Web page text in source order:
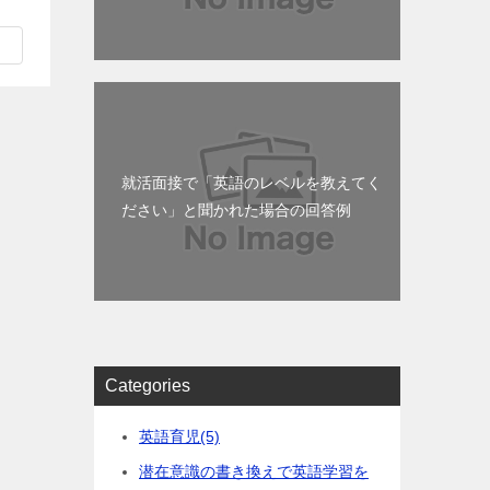
就活面接で「英語のレベルを教えてく
ださい」と聞かれた場合の回答例
Categories
英語育児(5)
潜在意識の書き換えで英語学習を